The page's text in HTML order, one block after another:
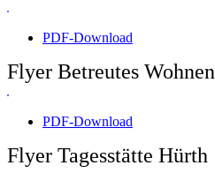
PDF-Download
Flyer Betreutes Wohnen
PDF-Download
Flyer Tagesstätte Hürth